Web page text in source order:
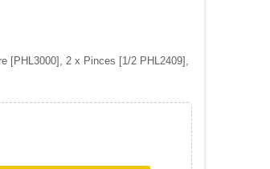
[PHL3000], 2 x Pinces [1/2 PHL2409],